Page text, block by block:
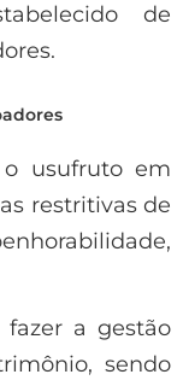
de
o usufruto em
restritivas de
fazer a gestão
sendo